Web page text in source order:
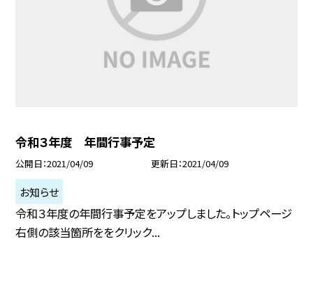
令和３年度 年間行事予定
公開日 2021/04/09 更新日 2021/04/09
お知らせ
令和３年度の年間行事予定をアップしました。トップページ
右側の該当箇所ををクリック...